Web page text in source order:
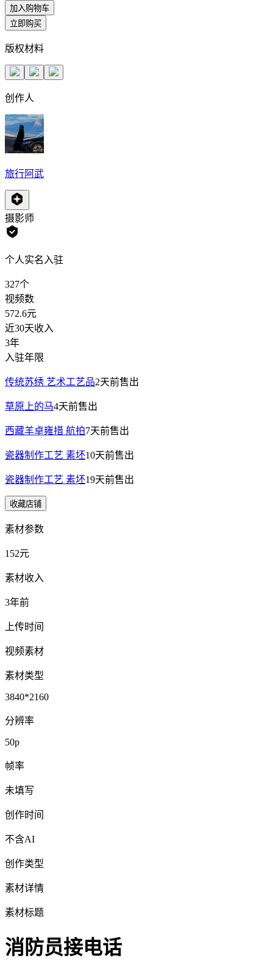
加入购物车
立即购买
版权材料
创作人
旅行阿武
摄影师
个人实名入驻
327个
视频数
572.6元
近30天收入
3年
入驻年限
传统苏绣 艺术工艺品2天前售出
草原上的马4天前售出
西藏羊卓雍措 航拍7天前售出
瓷器制作工艺 素坯10天前售出
瓷器制作工艺 素坯19天前售出
收藏店铺
素材参数
152元
素材收入
3年前
上传时间
视频素材
素材类型
3840*2160
分辨率
50p
帧率
未填写
创作时间
不含AI
创作类型
素材详情
素材标题
消防员接电话